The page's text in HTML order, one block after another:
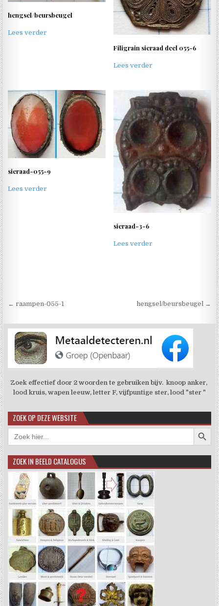
hengsel/beursbeugel
Lees verder
Filigrain sieraad deel 055-6
Lees verder
sieraad-055-9
Lees verder
sieraad-3-6
Lees verder
Berichtnavigatie
← raampen-055-1 hengsel/beursbeugel →
Zoek effectief door 2 woorden te gebruiken bijv. knoop anker,
lood kruis, wapen leeuw, letter F, vijfpuntige ster, lood "ster "
ZOEK OP DEZE WEBSITE
Zoek
naar:
ZOEK IN BEELD CATALOGUS